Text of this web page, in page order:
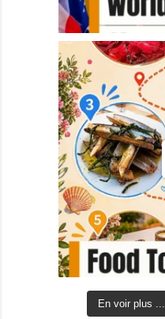
En voir plus ...